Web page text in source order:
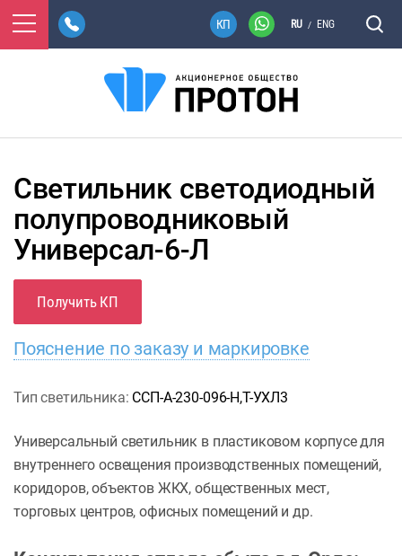
RU / ENG
Светильник светодиодный
полупроводниковый
Универсал-6-Л
Получить КП
Пояснение по заказу и маркировке
Тип светильника: ССП-А-230-096-Н,Т-УХЛ3
Универсальный светильник в пластиковом корпусе для
внутреннего освещения производственных помещений,
коридоров, объектов ЖКХ, общественных мест,
торговых центров, офисных помещений и др.